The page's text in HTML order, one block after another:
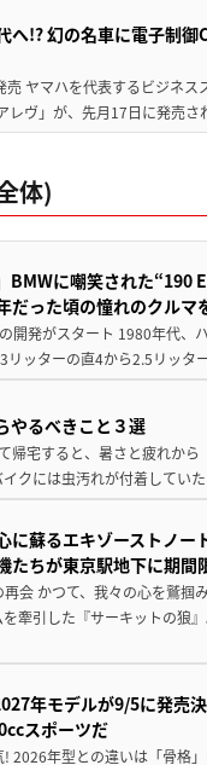
へ!? 幻の名車に電子制
ヤマハを代表するビジネ
レヴ」が、先月17日に発売
体)
BMWに嘲笑された
だった頃の憧れのクルマ
開発がスタート 1980年代、
リッターの直4から2.5リッ
やるべきこと３選
帰宅すると、暑さと疲れか
クには虫汚れが付着してい
に蘇るエキゾーストノ
ちが東京駅地下に期間
会 かつて、我々の心を鷲掴
牽引した『サーキットの狼
年モデルが9/5に発売
スポーツだ
2026年型との違いは「骨格